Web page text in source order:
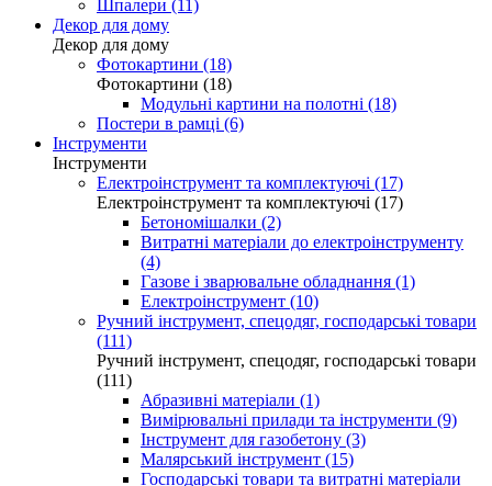
Шпалери (11)
Декор для дому
Декор для дому
Фотокартини (18)
Фотокартини (18)
Модульні картини на полотні (18)
Постери в рамці (6)
Інструменти
Інструменти
Електроінструмент та комплектуючі (17)
Електроінструмент та комплектуючі (17)
Бетономішалки (2)
Витратні матеріали до електроінструменту
(4)
Газове і зварювальне обладнання (1)
Електроінструмент (10)
Ручний інструмент, спецодяг, господарські товари
(111)
Ручний інструмент, спецодяг, господарські товари
(111)
Абразивні матеріали (1)
Вимірювальні прилади та інструменти (9)
Інструмент для газобетону (3)
Малярський інструмент (15)
Господарські товари та витратні матеріали